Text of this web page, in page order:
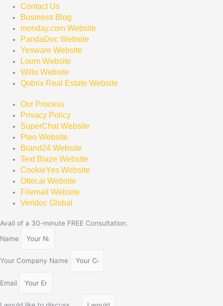
Contact Us
Business Blog
monday.com Website
PandaDoc Website
Yesware Website
Loom Website
Willo Website
Qobrix Real Estate Website
Our Process
Privacy Policy
SuperChat Website
Pleo Website
Brand24 Website
Text Blaze Website
CookieYes Website
Otter.ai Website
Filemail Website
Veridoc Global
Avail of a 30-minute FREE Consultation.
Name
Your Company Name
Email